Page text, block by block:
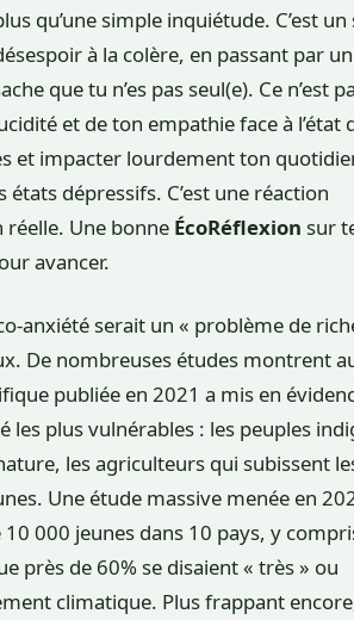
qu’une simple inquiétude. C’est
à la colère, en passant par
que tu n’es pas seul(e). Ce n’est
et de ton empathie face à l’état
et impacter lourdement ton
dépressifs. C’est une réaction
Une bonne ÉcoRéflexion sur
avancer.
anxiété serait un « problème de
De nombreuses études montrent
publiée en 2021 a mis en
les plus vulnérables : les peuples
les agriculteurs qui subissent
Une étude massive menée en
10 000 jeunes dans 10 pays, y
près de 60% se disaient « très » ou
climatique. Plus frappant